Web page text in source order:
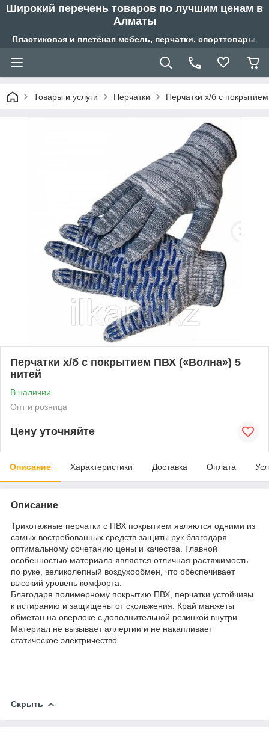
Широкий перечень товаров по лучшим ценам в
Алматы
Пластиковая и плетёная мебель, перчатки,
Товары и услуги Перчатки Перчатки х/б с
Перчатки х/б с покрытием ПВХ («Волна») 5
нитей
В наличии
Опт и розница
Цену уточняйте
Описание Характеристики Доставка Оплата
Описание
Трикотажные перчатки с ПВХ покрытием являются одними из
самых востребованных средств защиты рук благодаря
оптимальному сочетанию цены и качества. Главной
особенностью материала является отличная растяжимость
по руке, великолепный воздухообмен, что обеспечивает
высокий уровень комфорта.
Благодаря полимерному покрытию ПВХ, перчатки устойчивы
к истиранию и защищены от скольжения. Край манжеты
обметан на оверлоке с дополнительной резинкой внутри.
Материал не вызывает аллергии и не накапливает
статическое электричество.
Скрыть